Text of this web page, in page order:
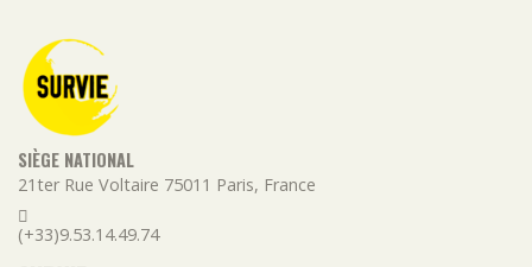
SIÈGE NATIONAL
21ter Rue Voltaire 75011 Paris, France
(+33)9.53.14.49.74